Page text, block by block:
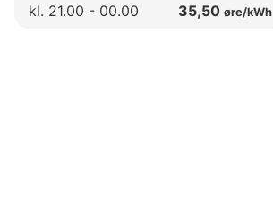
kl. 21.00 - 00.00 35,50 øre/kWh